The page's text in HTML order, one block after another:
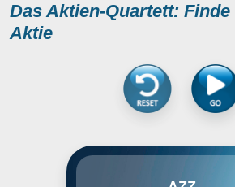
Das Aktien-Quartett:
Aktie